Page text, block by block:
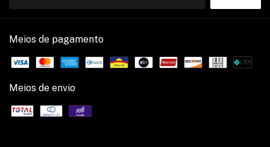
Meios de pagamento
Meios de envio